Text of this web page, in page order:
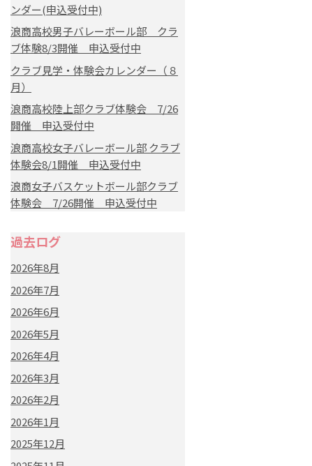
ンダー(申込受付中)
浪商高校男子バレーボール部 クラ
ブ体験8/3開催 申込受付中
クラブ見学・体験会カレンダー（８
月）
浪商高校陸上部クラブ体験会 7/26
開催 申込受付中
浪商高校女子バレーボール部 クラブ
体験会8/1開催 申込受付中
浪商女子バスケットボール部クラブ
体験会 7/26開催 申込受付中
過去ログ
2026年8月
2026年7月
2026年6月
2026年5月
2026年4月
2026年3月
2026年2月
2026年1月
2025年12月